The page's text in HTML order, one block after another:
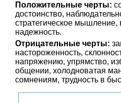
Положительные черты:
достоинство,
стратегическое мышление,
надежность.
Отрицательные черты:
настороженность,
напряжению, упрямство,
общении, холодноватая
сомнениям, трудность в